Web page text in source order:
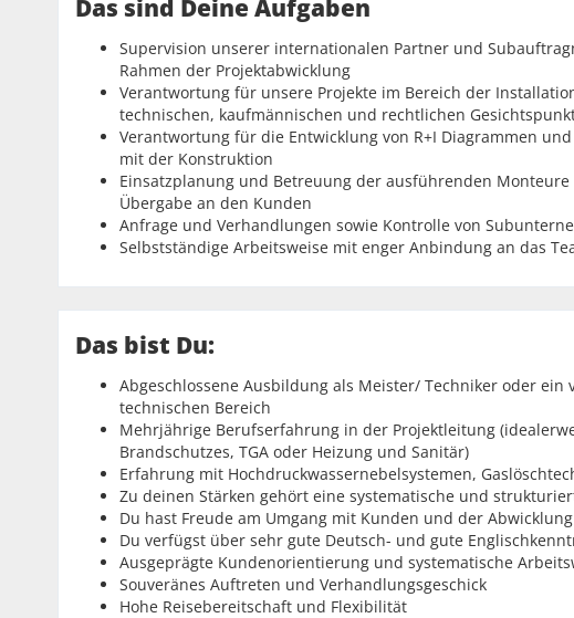
Das sind Deine Aufgaben
Supervision unserer internationalen Partner und
Rahmen der Projektabwicklung
Verantwortung für unsere Projekte im Bereich der
technischen, kaufmännischen und rechtlichen
Verantwortung für die Entwicklung von R+I Diagrammen
mit der Konstruktion
Einsatzplanung und Betreuung der ausführenden
Übergabe an den Kunden
Anfrage und Verhandlungen sowie Kontrolle von
Selbstständige Arbeitsweise mit enger Anbindung an das
Das bist Du:
Abgeschlossene Ausbildung als Meister/ Techniker oder
technischen Bereich
Mehrjährige Berufserfahrung in der Projektleitung
Brandschutzes, TGA oder Heizung und Sanitär)
Erfahrung mit Hochdruckwassernebelsystemen,
Zu deinen Stärken gehört eine systematische und
Du hast Freude am Umgang mit Kunden und der
Du verfügst über sehr gute Deutsch- und gute
Ausgeprägte Kundenorientierung und systematische
Souveränes Auftreten und Verhandlungsgeschick
Hohe Reisebereitschaft und Flexibilität